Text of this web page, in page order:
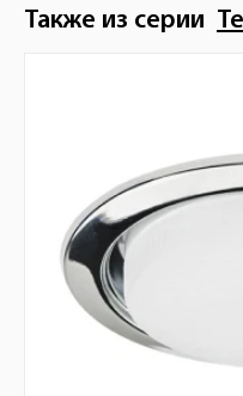
Также из серии